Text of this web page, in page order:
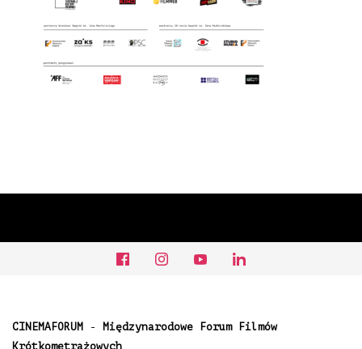
CINEMAFORUM -
Międzynarodowe Forum Filmów
Krótkometrażowych